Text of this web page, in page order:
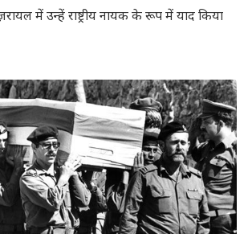
में उन्हें राष्ट्रीय नायक के रूप में याद किया